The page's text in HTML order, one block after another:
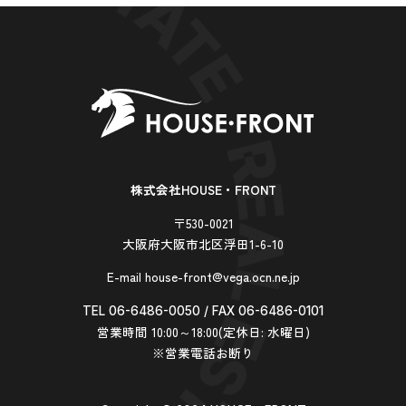
株式会社HOUSE・FRONT
〒530-0021
大阪府大阪市北区浮田1-6-10
E-mail house-front@vega.ocn.ne.jp
TEL 06-6486-0050 / FAX 06-6486-0101
営業時間 10:00～18:00(定休日: 水曜日)
※営業電話お断り